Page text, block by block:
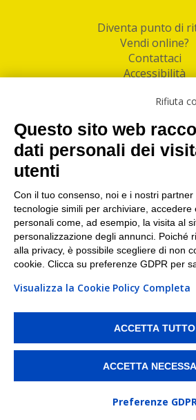
Diventa punto di
Vendi online?
Contattaci
Accessibilità
Facebook
Linkedin
I nostri punti di ritiro e
maggiori città
Torino|Milano|Roma|Bologna
Napoli|Varese
PI/CF/N°Iscr.: 10821360012 | REA: RM
Whistleblowing|Privacy |
ritirare i tuoi acquisti online e
Rifiuta
Questo sito web
dati personali dei
utenti
Con il tuo consenso, noi e i nostri
tecnologie simili per archiviare, accedere
personali come, ad esempio, la visita al
personalizzazione degli annunci. Poiché
alla privacy, è possibile scegliere di non
cookie. Clicca su preferenze GDPR per
Visualizza la Cookie Policy Completa
ACCETTA TUTTO
ACCETTA
Preferenze